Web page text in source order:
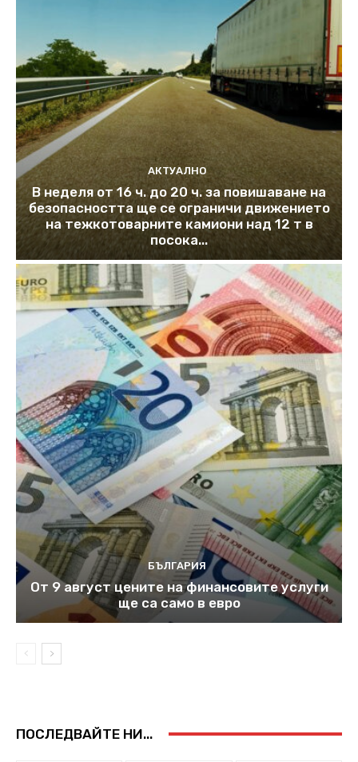
АКТУАЛНО
В неделя от 16 ч. до 20 ч. за повишаване на
безопасността ще се ограничи движението
на тежкотоварните камиони над 12 т в
посока...
БЪЛГАРИЯ
От 9 август цените на финансовите услуги
ще са само в евро
ПОСЛЕДВАЙТЕ НИ...